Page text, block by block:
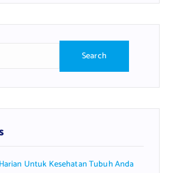
Untuk Kesehatan Tubuh Anda